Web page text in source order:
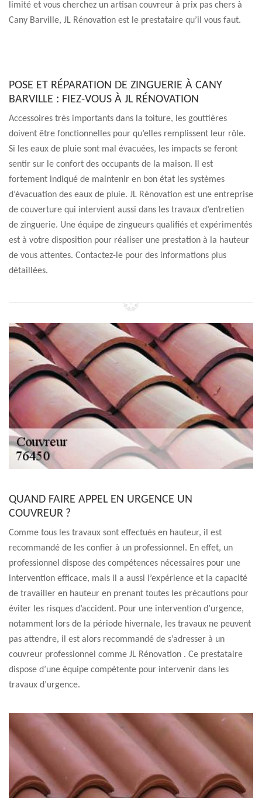
limité et vous cherchez un artisan couvreur à prix pas chers à
Cany Barville, JL Rénovation est le prestataire qu’il vous faut.
POSE ET RÉPARATION DE ZINGUERIE À CANY
BARVILLE : FIEZ-VOUS À JL RÉNOVATION
Accessoires très importants dans la toiture, les gouttières
doivent être fonctionnelles pour qu’elles remplissent leur rôle.
Si les eaux de pluie sont mal évacuées, les impacts se feront
sentir sur le confort des occupants de la maison. Il est
fortement indiqué de maintenir en bon état les systèmes
d’évacuation des eaux de pluie. JL Rénovation est une entreprise
de couverture qui intervient aussi dans les travaux d’entretien
de zinguerie. Une équipe de zingueurs qualifiés et expérimentés
est à votre disposition pour réaliser une prestation à la hauteur
de vous attentes. Contactez-le pour des informations plus
détaillées.
QUAND FAIRE APPEL EN URGENCE UN
COUVREUR ?
Comme tous les travaux sont effectués en hauteur, il est
recommandé de les confier à un professionnel. En effet, un
professionnel dispose des compétences nécessaires pour une
intervention efficace, mais il a aussi l’expérience et la capacité
de travailler en hauteur en prenant toutes les précautions pour
éviter les risques d’accident. Pour une intervention d’urgence,
notamment lors de la période hivernale, les travaux ne peuvent
pas attendre, il est alors recommandé de s’adresser à un
couvreur professionnel comme JL Rénovation . Ce prestataire
dispose d’une équipe compétente pour intervenir dans les
travaux d’urgence.